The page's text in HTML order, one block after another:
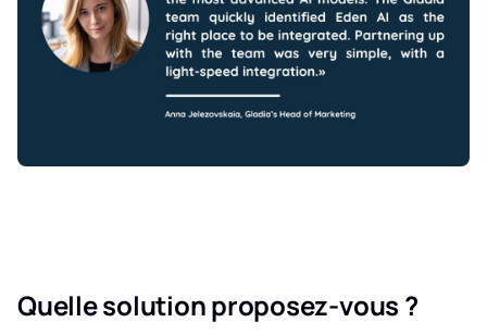
Quelle solution proposez-vous ?